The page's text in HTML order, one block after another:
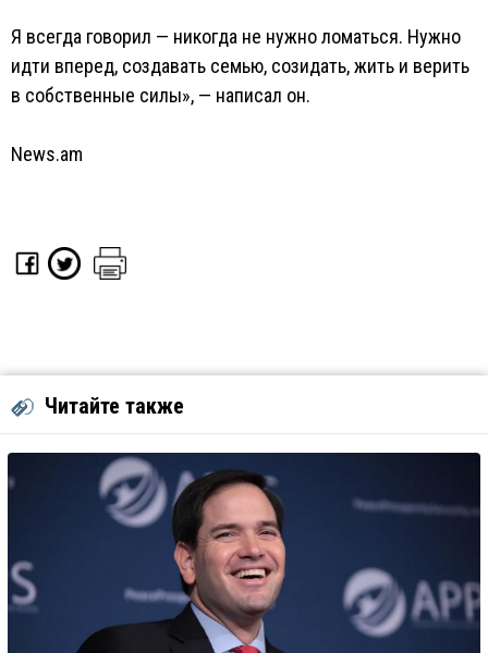
Я всегда говорил — никогда не нужно ломаться. Нужно
идти вперед, создавать семью, созидать, жить и верить
в собственные силы», — написал он.
News.am
Читайте также